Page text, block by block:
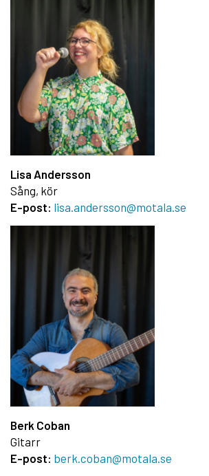
Lisa Andersson
Sång, kör
E-post: lisa.andersson@motala.se
Berk Coban
Gitarr
E-post: berk.coban@motala.se